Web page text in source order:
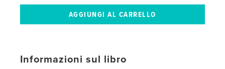
Informazioni sul libro